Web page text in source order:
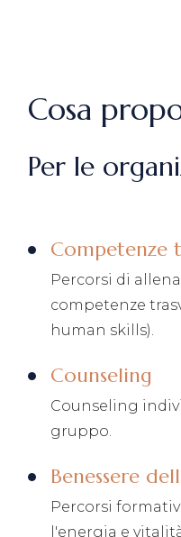
Cosa
Per le
Competenze
Percorsi di
competenze
human skills).
Counseling
Counseling
gruppo.
Benessere
Percorsi
l'energia e